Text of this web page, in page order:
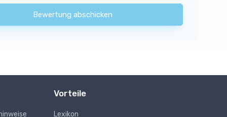
Bewertung abschicken
Vorteile
Lexikon